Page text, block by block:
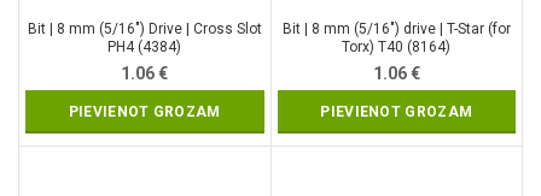
Bit | 8 mm (5/16″) Drive | Cross Slot
PH4 (4384)
1.06€
PIEVIENOT GROZAM
Bit | 8 mm (5/16″) drive | T-Star (for
Torx) T40 (8164)
1.06€
PIEVIENOT GROZAM